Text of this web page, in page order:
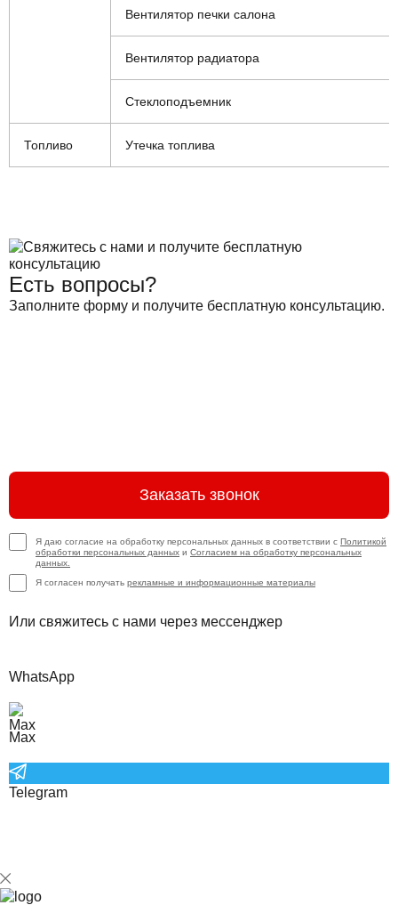
Вентилятор печки салона
Вентилятор радиатора
Стеклоподъемник
Топливо Утечка топлива
Есть вопросы?
Заполните форму и получите бесплатную консультацию.
Заказать звонок
Я даю согласие на обработку персональных данных в соответствии с Политикой
обработки персональных данных и Согласием на обработку персональных
данных.
Я согласен получать рекламные и информационные материалы
Или свяжитесь с нами через мессенджер
WhatsApp
Max
Telegram